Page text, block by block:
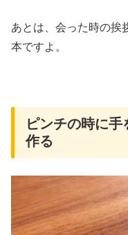
あとは、会った時の挨
本ですよ。
ピンチの時に
作る